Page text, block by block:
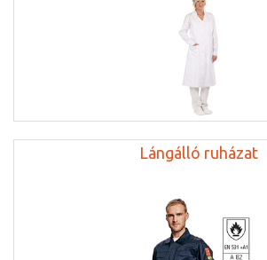
Lángálló ruházat